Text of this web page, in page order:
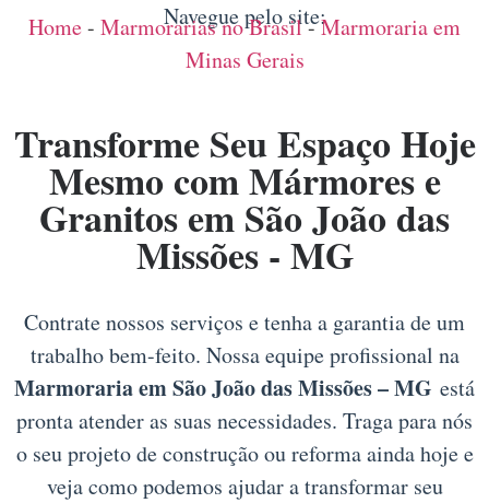
Navegue pelo site:
Home- Marmorarias no Brasil-Marmoraria em
Minas Gerais
Transforme Seu Espaço Hoje
Mesmo com Mármores e
Granitos em São João das
Missões - MG
Contrate nossos serviços e tenha a garantia de um
trabalho bem-feito. Nossa equipe profissional na
Marmoraria em São João das Missões – MG está
pronta atender as suas necessidades. Traga para nós
o seu projeto de construção ou reforma ainda hoje e
veja como podemos ajudar a transformar seu